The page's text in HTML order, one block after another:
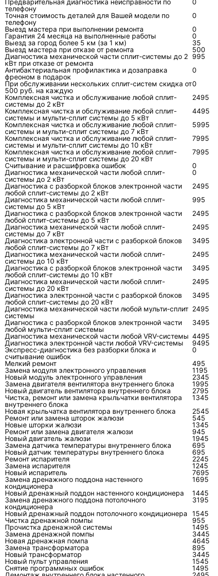
системы?
Инверторная Toshiba управляет
производительностью компрессора через
электронный силовой модуль, поэтому
диагностика шире, чем у простых систем с
прямым пуском. Здесь проверяют не только
наличие питания и давление, но и цепи
связи, датчики, силовые ключи, токи,
сопротивления обмоток и реакцию платы на
команды.
Главная ошибка — считать, что инвертор «не
работает», если компрессор не запустился
сразу. У таких систем запуск зависит от
температур, режима, сигналов датчиков и
защит. Перед заменой дорогого узла мастер
должен подтвердить, что блокировка не
вызвана грязным теплообменником,
нарушенной связью, просадкой напряжения
или ошибкой монтажа трассы.
Диагностические данные,
которые отделяют ремонт от
обслуживания
Цифры в ремонте нужны не для вида, а для
проверки причинно-следственной связи.
Нельзя оценить холодильный контур только
ладонью на выходе воздуха, а плату — только
по мигающему индикатору.
Параметр Рабочий ориентир Инструмент
Перепад
температуры
на внутреннем
блоке
Обычно около 7–12 °C
при чистом фильтре и
корректном режиме
Два
или
термометр с
датчиками
Ток
компрессора
шильдиком и
сервисными данными
конкретной модели
Токовые
Давление и
поведение
хладагента
режима, температуры
воздуха и типа фреона
коллектор,
термометр
Напряжение
под нагрузкой
Для бытовой сети
ориентируются на 230 В с
допустимым
отклонением
Мультиметр
Коды ошибок
Toshiba
Расшифровываются по
серии и модели блока
Пульт,
сервисный
Предварительная диагностика неисправности по
телефону
0
Точная стоимость деталей для Вашей модели по
телефону
0
Выезд мастера при выполнении ремонта
0
Гарантия 24 месяца на выполненные работы
0
Выезд за город более 5 км (за 1 км)
35
Выезд мастера при отказе от ремонта
500
Диагностика механической части сплит-системы до 2
кВт при отказе от ремонта
995
Антибактериальная профилактика и дозаправка
фреоном в подарок
0
При обслуживании нескольких сплит-систем скидка от
500 руб. на каждую
0
Комплексная чистка и обслуживание любой сплит-
системы до 2 кВт
2495
Комплексная чистка и обслуживание любой сплит-
системы и мульти-сплит системы до 5 кВт
4495
Комплексная чистка и обслуживание любой сплит-
системы и мульти-сплит системы до 7 кВт
5995
Комплексная чистка и обслуживание любой сплит-
системы и мульти-сплит системы до 10 кВт
7995
Комплексная чистка и обслуживание любой сплит-
системы и мульти-сплит системы до 20 кВт
7995
Считывание и расшифровка ошибок
0
Диагностика механической части любой сплит-
системы до 2 кВт
0
Диагностика с разборкой блоков электронной части
любой сплит-системы до 2 кВт
2495
Диагностика механической части любой сплит-
системы до 5 кВт
995
Диагностика с разборкой блоков электронной части
любой сплит-системы до 5 кВт
2495
Диагностика механической части любой сплит-
системы до 7 кВт
2495
Диагностика электронной части с разборкой блоков
любой сплит-системы до 7 кВт
3495
Диагностика механической части любой сплит-
системы до 10 кВт
2495
Диагностика с разборкой блоков электронной части
любой сплит-системы до 10 кВт
3495
Диагностика механической части любой сплит-
системы до 20 кВт
2495
Диагностика электронной части с разборкой блоков
любой сплит-системы до 20 кВт
3495
Диагностика механической части любой мульти-сплит
системы
2495
Диагностика с разборкой блоков электронной части
любой мульти-сплит системы
3495
Диагностика механической части любой VRV-системы 4495
Диагностика электронной части любой VRV-системы
9495
Экспресс-диагностика без разборки блока и
считывание ошибок
0
Мелкий ремонт
495
Замена модуля электронного управления
1195
Новый модуль электронного управления
2345
Замена двигателя вентилятора внутреннего блока
1995
Новый двигатель вентилятора внутреннего блока
2795
Чистка, ремонт или замена крыльчатки вентилятора
внутреннего блока
1345
Новая крыльчатка вентилятора внутреннего блока
2545
Ремонт или замена шторок жалюзи
545
Новые шторки жалюзи
1345
Ремонт или замена двигателя жалюзи
945
Новый двигатель жалюзи
1945
Замена датчика температуры внутреннего блока
695
Новый датчик температуры внутреннего блока
695
Ремонт испарителя
2245
Замена испарителя
1245
Новый испаритель
7695
Замена дренажного поддона настенного
кондиционера
1695
Новый дренажный поддон настенного кондиционера
1445
Замена дренажного поддона потолочного
кондиционера
3195
Новый дренажный поддон потолочного кондиционера
1545
Чистка дренажной помпы
955
Прочистка дренажной системы
1495
Замена дренажной помпы
3445
Новая дренажная помпа
4645
Замена трансформатора
895
Новый трансформатор
3445
Новый пульт управления
1545
Снятие программных ошибок
1495